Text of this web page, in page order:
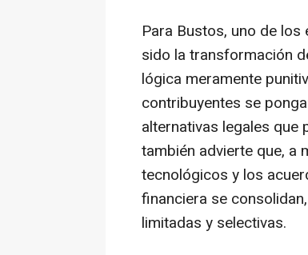
Para Bustos, uno de
sido la transformación
lógica meramente
contribuyentes se
alternativas legales que
también advierte que, a
tecnológicos y los
financiera se
limitadas y selectivas.